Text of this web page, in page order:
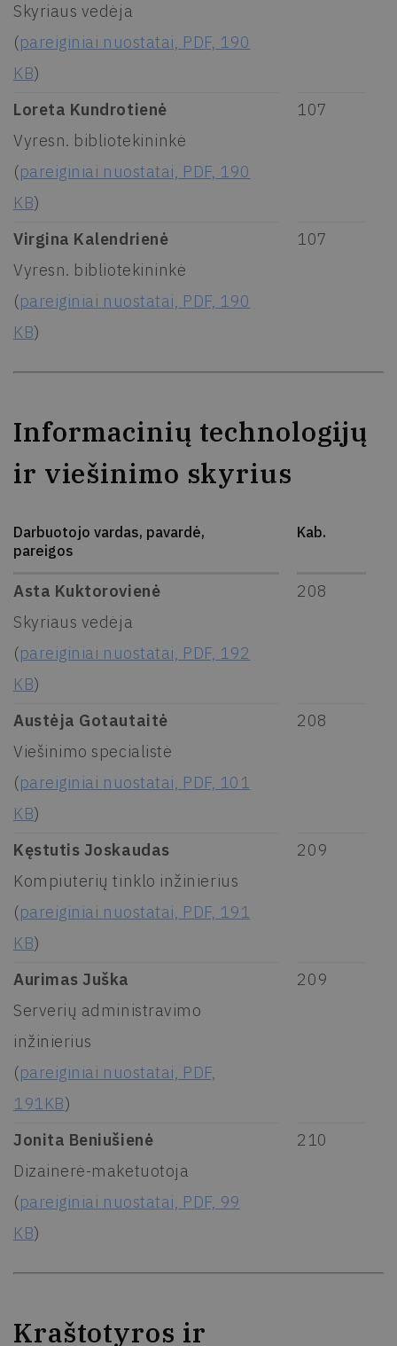
Skyriaus vedėja
(pareiginiai nuostatai, PDF, 190
KB)
Loreta Kundrotienė
Vyresn. bibliotekininkė
(pareiginiai nuostatai, PDF, 190
KB)
107
Virgina Kalendrienė
Vyresn. bibliotekininkė
(pareiginiai nuostatai, PDF, 190
KB)
107
Informacinių technologijų
ir viešinimo skyrius
Darbuotojo vardas, pavardė,
pareigos
Kab.
Asta Kuktorovienė
Skyriaus vedėja
(pareiginiai nuostatai, PDF, 192
KB)
208
Austėja Gotautaitė
Viešinimo specialistė
(pareiginiai nuostatai, PDF, 101
KB)
208
Kęstutis Joskaudas
Kompiuterių tinklo inžinierius
(pareiginiai nuostatai, PDF, 191
KB)
209
Aurimas Juška
Serverių administravimo
inžinierius
(pareiginiai nuostatai, PDF,
191KB)
209
Jonita Beniušienė
Dizainerė-maketuotoja
(pareiginiai nuostatai, PDF, 99
KB)
210
Kraštotyros ir